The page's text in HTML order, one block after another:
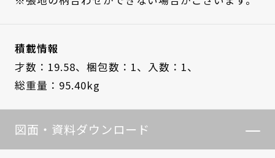
積載情報
才数：19.58、 梱包数：1、 入数：1、
総重量：95.40kg
図面・資料ダウンロード